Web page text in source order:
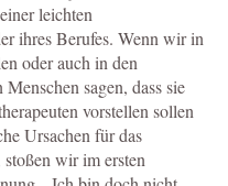
leichten
ihres Berufes. Wenn wir in
oder auch in den
sagen, dass sie
vorstellen sollen
Ursachen für das
wir im ersten